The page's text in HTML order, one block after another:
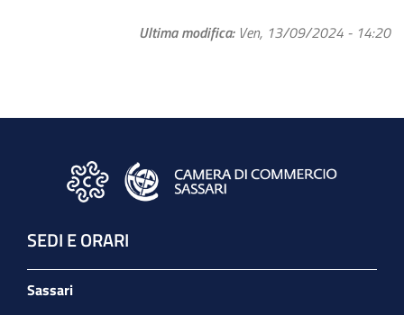
Ultima modifica Ven, 13/09/2024 - 14:20
SEDI E ORARI
Sassari